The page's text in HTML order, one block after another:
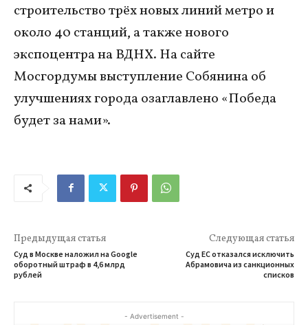
строительство трёх новых линий метро и
около 40 станций, а также нового
экспоцентра на ВДНХ. На сайте
Мосгордумы выступление Собянина об
улучшениях города озаглавлено «Победа
будет за нами».
Предыдущая статья
Суд в Москве наложил на Google
оборотный штраф в 4,6 млрд
рублей
Следующая статья
Суд ЕС отказался исключить
Абрамовича из санкционных
списков
- Advertisement -